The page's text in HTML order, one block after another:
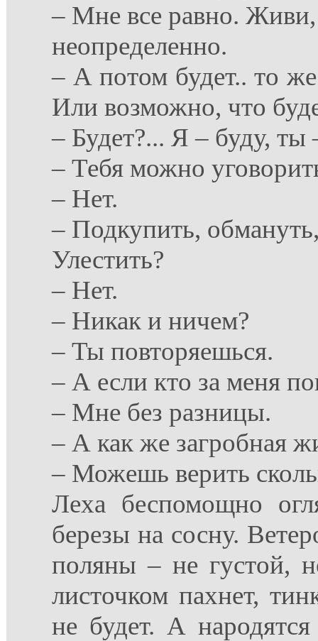
– Мне все равно.
неопределенно.
– А потом будет.. то
Или возможно, что
– Будет?... Я – буду, ты
– Тебя можно
– Нет.
– Подкупить,
Улестить?
– Нет.
– Никак и ничем?
– Ты повторяешься.
– А если кто за меня
– Мне без разницы.
– А как же загробная
– Можешь верить
Леха беспомощно
березы на сосну.
поляны – не густой,
листочком пахнет,
не будет. А